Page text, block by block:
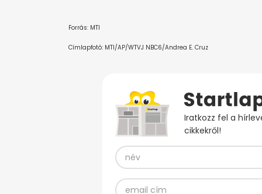
Forrás: MTI
Címlapfotó: MTI/AP/WTVJ NBC6/Andrea E. Cruz
Iratkozz fel a
cikkekről!